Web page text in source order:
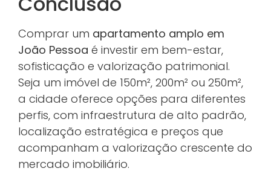
Comprar um apartamento amplo em
João Pessoa é investir em bem-estar,
sofisticação e valorização patrimonial.
Seja um imóvel de 150m², 200m² ou 250m²,
a cidade oferece opções para diferentes
perfis, com infraestrutura de alto padrão,
localização estratégica e preços que
acompanham a valorização crescente do
mercado imobiliário.